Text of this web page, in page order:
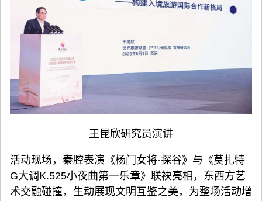
王昆欣研究员演讲
活动现场，秦腔表演《杨门女将·探谷》与《莫扎特
G大调K.525小夜曲第一乐章》联袂亮相，东西方艺
术交融碰撞，生动展现文明互鉴之美，为整场活动增